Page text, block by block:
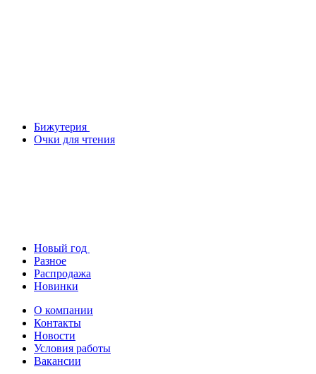
Бижутерия
Очки для чтения
Новый год
Разное
Распродажа
Новинки
О компании
Контакты
Новости
Условия работы
Вакансии